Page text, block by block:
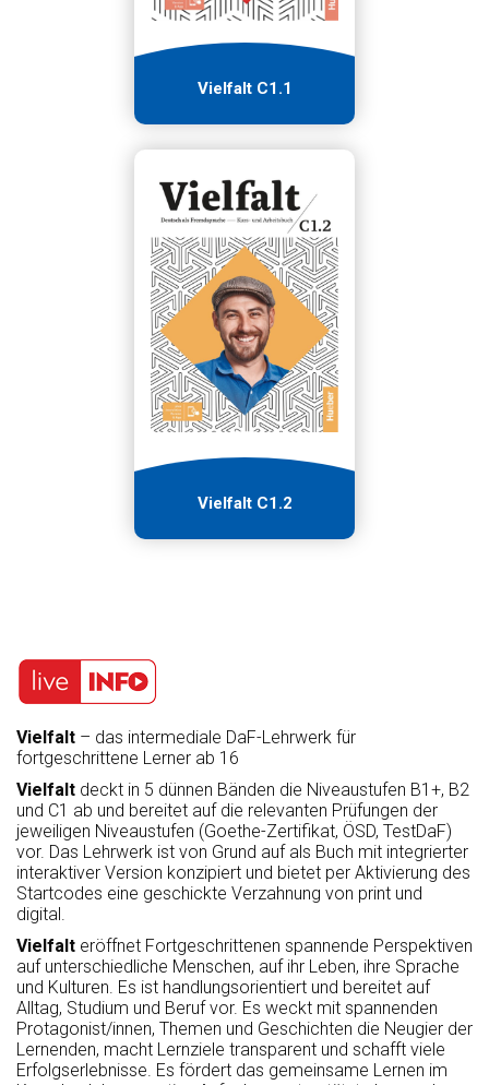
Vielfalt C1.1
Vielfalt C1.2
Vielfalt – das intermediale DaF-Lehrwerk für
fortgeschrittene Lerner ab 16
Vielfalt deckt in 5 dünnen Bänden die Niveaustufen B1+, B2
und C1 ab und bereitet auf die relevanten Prüfungen der
jeweiligen Niveaustufen (Goethe-Zertifikat, ÖSD, TestDaF)
vor. Das Lehrwerk ist von Grund auf als Buch mit integrierter
interaktiver Version konzipiert und bietet per Aktivierung des
Startcodes eine geschickte Verzahnung von print und
digital.
Vielfalt eröffnet Fortgeschrittenen spannende Perspektiven
auf unterschiedliche Menschen, auf ihr Leben, ihre Sprache
und Kulturen. Es ist handlungsorientiert und bereitet auf
Alltag, Studium und Beruf vor. Es weckt mit spannenden
Protagonist/innen, Themen und Geschichten die Neugier der
Lernenden, macht Lernziele transparent und schafft viele
Erfolgserlebnisse. Es fördert das gemeinsame Lernen im